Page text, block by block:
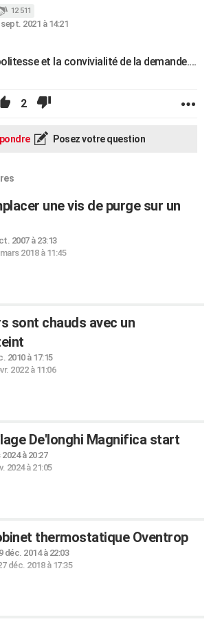
12 511
2021 à 14:21
et la convivialité de la demande....
2
Posez votre question
une vis de purge sur un
2007 à 23:13
2018 à 11:45
sont chauds avec un
2010 à 17:15
2022 à 11:06
De'longhi Magnifica start
à 20:27
2024 à 21:05
thermostatique Oventrop
déc. 2014 à 22:03
déc. 2018 à 17:35